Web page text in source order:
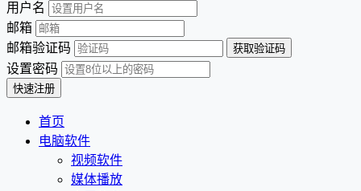
用户名
邮箱
邮箱验证码
设置密码
首页
电脑软件
视频软件
媒体播放